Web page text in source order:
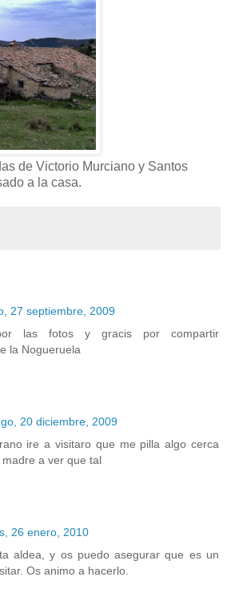
de Victorio Murciano y Santos
a la casa.
27 septiembre, 2009
por las fotos y gracis por compartir
la Nogueruela
20 diciembre, 2009
ire a visitaro que me pilla algo cerca
a ver que tal
26 enero, 2010
aldea, y os puedo asegurar que es un
Os animo a hacerlo.